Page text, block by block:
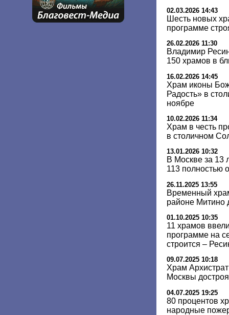
02.03.2026 14:43
Шесть новых
программе
26.02.2026 11:30
Владимир
150 храмов в
16.02.2026 14:45
Храм иконы
Радость» в
ноябре
10.02.2026 11:34
Храм в честь
в столичном
13.01.2026 10:32
В Москве за 13
113 полностью
26.11.2025 13:55
Временный
районе Митино
01.10.2025 10:35
11 храмов
программе на
строится –
09.07.2025 10:18
Храм
Москвы
04.07.2025 19:25
80 процентов
народные